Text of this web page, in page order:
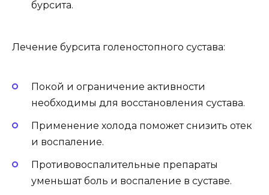
бурсита.
Лечение бурсита голеностопного сустава:
Покой и ограничение активности
необходимы для восстановления сустава.
Применение холода поможет снизить отек
и воспаление.
Противовоспалительные препараты
уменьшат боль и воспаление в суставе.